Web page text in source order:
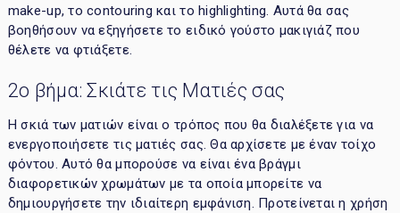
make-up, το contouring και το highlighting. Αυτά θα σας
βοηθήσουν να εξηγήσετε το ειδικό γούστο μακιγιάζ που
θέλετε να φτιάξετε.
2ο βήμα: Σκιάτε τις Ματιές σας
Η σκιά των ματιών είναι ο τρόπος που θα διαλέξετε για να
ενεργοποιήσετε τις ματιές σας. Θα αρχίσετε με έναν τοίχο
φόντου. Αυτό θα μπορούσε να είναι ένα βράγμι
διαφορετικών χρωμάτων με τα οποία μπορείτε να
δημιουργήσετε την ιδιαίτερη εμφάνιση. Προτείνεται η χρήση